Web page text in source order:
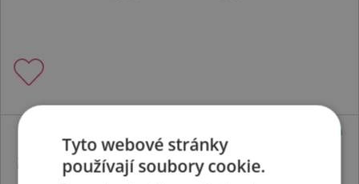
Skladem
Stříbrné náušnice Willow DE585
Tyto webové stránky
používají soubory cookie.